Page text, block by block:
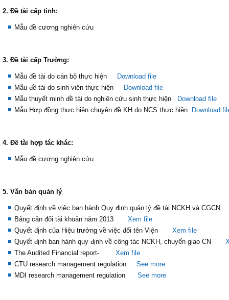
2. Đề tài cấp tỉnh:
Mẫu đề cương nghiên cứu
3. Đề tài cấp Trường:
Mẫu đề tài do cán bộ thực hiện
Download file
Mẫu đề tài do sinh viên thực hiện
Download file
Mẫu thuyết minh đề tài do nghiên cứu sinh thực hiện
Download file
Mẫu Hợp đồng thực hiện chuyên đề KH do NCS thực hiện
Download
4. Đề tài hợp tác khác:
Mẫu đề cương nghiên cứu
5. Văn bản quản lý
Quyết định về việc ban hành Quy định quản lý đề tài NCKH và
Bảng cân đối tài khoản năm 2013 Xem file
Quyết định của Hiệu trưởng về việc đổi tên Viện
Xem file
Quyết định ban hành quy định về công tác NCKH, chuyển giao CN
The Audited Financial report- Xem file
CTU research management regulation See more
MDI research management regulation See more